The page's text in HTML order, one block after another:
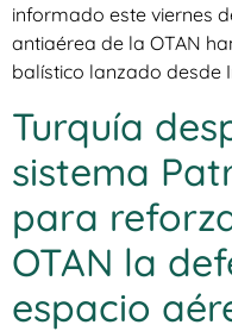
informado este viernes
antiaérea de la OTAN
balístico lanzado desde
Turquía
sistema
para
OTAN la
espacio